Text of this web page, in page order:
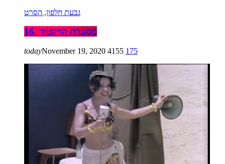
גבעת חלפון, הסרט
16. מסעדת הויקטור
todayNovember 19, 2020 4155 175